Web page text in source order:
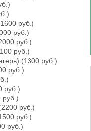
руб.)
руб.)
руб.)
руб.)
(1300 руб.)
руб.)
руб.)
руб.)
(2200 руб.)
руб.)
руб.)